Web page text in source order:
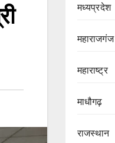
मध्यप्रदेश
महाराजगंज
महाराष्ट्र
माधौगढ़
राजस्थान